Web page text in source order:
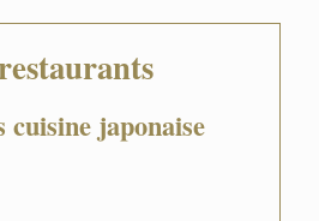
cuisine japonaise